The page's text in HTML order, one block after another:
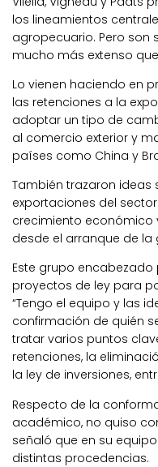
los lineamientos
agropecuario. Pero son
mucho más extenso
Lo vienen haciendo en
las retenciones a la
adoptar un tipo de
al comercio exterior y
países como China y
También trazaron ideas
exportaciones del
crecimiento económico
desde el arranque de la
Este grupo
proyectos de ley para
“Tengo el equipo y las
confirmación de quién
tratar varios puntos
retenciones, la
la ley de inversiones,
Respecto de la
académico, no quiso
señaló que en su
distintas procedencias.